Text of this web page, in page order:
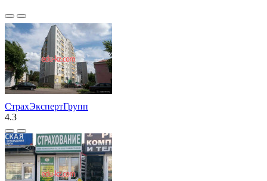
СтрахЭкспертГрупп
4.3